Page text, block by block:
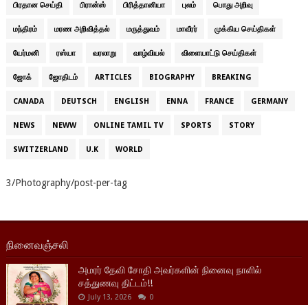
பிரதான செய்தி பிரான்ஸ் பிரித்தானியா புலம் பொது அறிவு
மந்திரம் மரண அறிவித்தல் மருத்துவம் மாவீரர் முக்கிய செய்திகள்
யேர்மனி ரஸ்யா வரலாறு வாழ்வியல் விளையாட்டு செய்திகள்
ஜோக் ஜோதிடம் ARTICLES BIOGRAPHY BREAKING
CANADA DEUTSCH ENGLISH ENNA FRANCE GERMANY
NEWS NEWW ONLINE TAMIL TV SPORTS STORY
SWITZERLAND U.K WORLD
3/Photography/post-per-tag
நினைவஞ்சலி
அமரர் தேவி சோதி அவர்களின் நினைவு நாளில்
சத்துணவு திட்டம்!!
July 13, 2026 0